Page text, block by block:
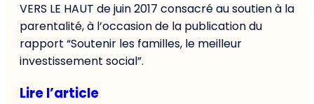
VERS LE HAUT de juin 2017 consacré au soutien à la
parentalité, à l’occasion de la publication du
rapport “Soutenir les familles, le meilleur
investissement social”.
Lire l’article